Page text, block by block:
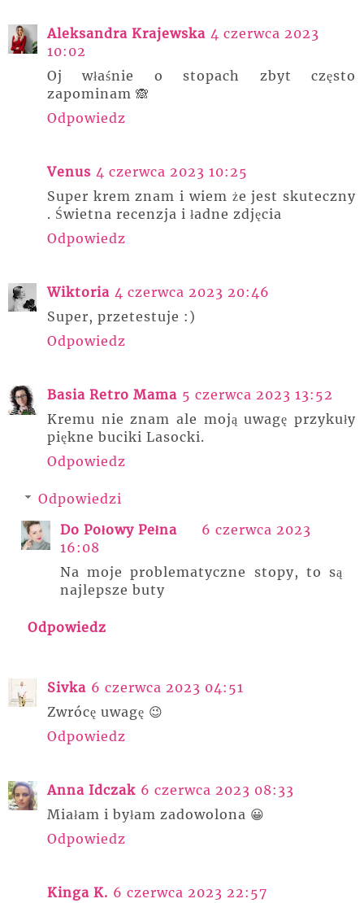
Aleksandra Krajewska 4 czerwca 2023
10:02
Oj właśnie o stopach zbyt często
zapominam 🙈
Odpowiedz
Venus 4 czerwca 2023 10:25
Super krem znam i wiem że jest skuteczny
. Świetna recenzja i ładne zdjęcia
Odpowiedz
Wiktoria 4 czerwca 2023 20:46
Super, przetestuje :)
Odpowiedz
Basia Retro Mama 5 czerwca 2023 13:52
Kremu nie znam ale moją uwagę przykuły
piękne buciki Lasocki.
Odpowiedz
Odpowiedzi
Do Połowy Pełna
6 czerwca 2023
16:08
Na moje problematyczne stopy, to są
najlepsze buty
Odpowiedz
Sivka 6 czerwca 2023 04:51
Zwrócę uwagę 😉
Odpowiedz
Anna Idczak 6 czerwca 2023 08:33
Miałam i byłam zadowolona 😀
Odpowiedz
Kinga K. 6 czerwca 2023 22:57